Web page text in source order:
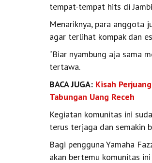
tempat-tempat hits di
Menariknya, para anggota
agar terlihat kompak dan
“Biar nyambung aja sama
tertawa.
BACA JUGA: Kisah
Tabungan Uang Receh
Kegiatan komunitas ini
terus terjaga dan semakin
Bagi pengguna Yamaha
akan bertemu komunitas